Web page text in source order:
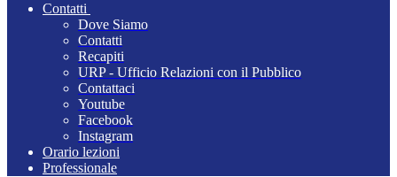
Contatti
Dove Siamo
Contatti
Recapiti
URP - Ufficio Relazioni con il Pubblico
Contattaci
Youtube
Facebook
Instagram
Orario lezioni
Professionale